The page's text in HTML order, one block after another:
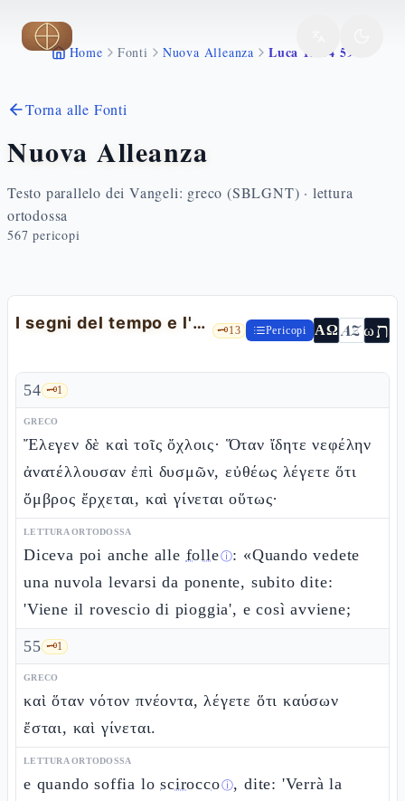
Vai al contenuto principale
Home Fonti Nuova Alleanza Luca 12 54 59
Torna alle Fonti
Nuova Alleanza
Testo parallelo dei Vangeli: greco (SBLGNT) · lettura
ortodossa
567 pericopi
I segni del tempo e l'accordo con l'avversario 🗝️13 Pericopi ΑΩ AZωת
54 🗝️1
GRECO
Ἔλεγεν δὲ καὶ τοῖς ὄχλοις· Ὅταν ἴδητε νεφέλην
ἀνατέλλουσαν ἐπὶ δυσμῶν, εὐθέως λέγετε ὅτι
ὄμβρος ἔρχεται, καὶ γίνεται οὕτως·
LETTURA ORTODOSSA
Diceva poi anche alle folleⓘ: «Quando vedete
una nuvola levarsi da ponente, subito dite:
'Viene il rovescio di pioggia', e così avviene;
55 🗝️1
GRECO
καὶ ὅταν νότον πνέοντα, λέγετε ὅτι καύσων
ἔσται, καὶ γίνεται.
LETTURA ORTODOSSA
e quando soffia losciroccoⓘ, dite: 'Verrà la